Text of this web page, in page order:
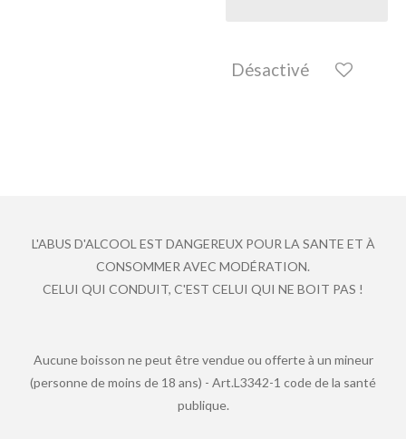
Désactivé
L'ABUS D'ALCOOL EST DANGEREUX POUR LA SANTE ET À
CONSOMMER AVEC MODÉRATION.
CELUI QUI CONDUIT, C'EST CELUI QUI NE BOIT PAS !
Aucune boisson ne peut être vendue ou offerte à un mineur
(personne de moins de 18 ans) - Art.L3342-1 code de la santé
publique.